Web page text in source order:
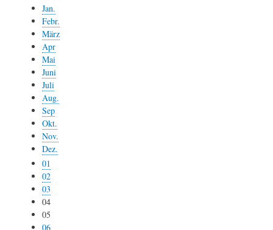
Jan.
Febr.
März
Apr
Mai
Juni
Juli
Aug.
Sep
Okt.
Nov.
Dez.
01
02
03
04
05
06